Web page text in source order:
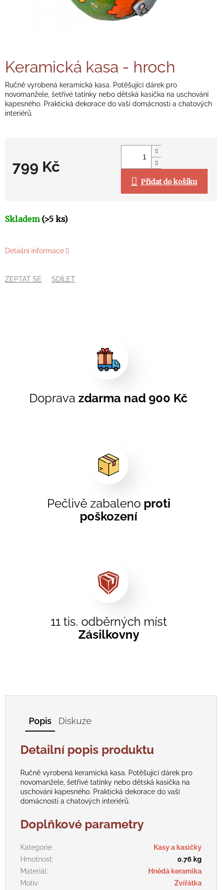
Keramická kasa - hroch
Ručně vyrobená keramická kasa. Potěšující dárek pro
novomanžele, šetřivé tatínky nebo dětská kasička na uschování
kapesného. Praktická dekorace do vaší domácnosti a chatových
interiérů.
799 Kč
Přidat do košíku
Skladem (>5 ks)
Detailní informace
ZEPTAT SE SDÍLET
Doprava zdarma nad 900 Kč
Pečlivě zabaleno proti
poškození
11 tis. odběrných míst
Zásilkovny
Popis Diskuze
Detailní popis produktu
Ručně vyrobená keramická kasa. Potěšující dárek pro
novomanžele, šetřivé tatínky nebo dětská kasička na
uschování kapesného. Praktická dekorace do vaší
domácnosti a chatových interiérů.
Doplňkové parametry
Kategorie:
Kasy a kasičky
Hmotnost:
0.76 kg
Materiál:
Hnědá keramika
Motiv:
Zvířátka